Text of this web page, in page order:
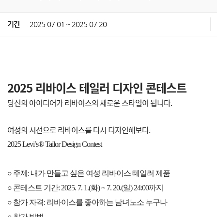
기간 2025-07-01 ~ 2025-07-20
2025 리바이스 테일러 디자인 콘테스트
당신의 아이디어가 리바이스의 새로운 스타일이 됩니다.
여성의 시선으로 리바이스를 다시 디자인해보다.
2025 Levi’s® Tailor Design Contest
○ 주제: 내가 만들고 싶은 여성 리바이스 테일러 제품
○ 콘테스트 기간: 2025. 7. 1.(화) ~ 7. 20.(일) 24:00까지
○ 참가 자격: 리바이스를 좋아하는 남녀노소 누구나